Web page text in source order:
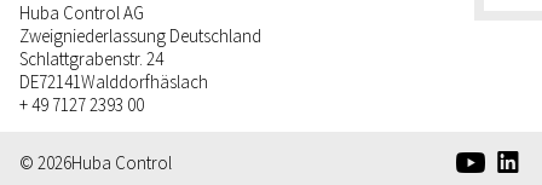
Huba Control AG
Zweigniederlassung Deutschland
Schlattgrabenstr. 24
DE72141Walddorfhäslach
+ 49 7127 2393 00
© 2026Huba Control e d